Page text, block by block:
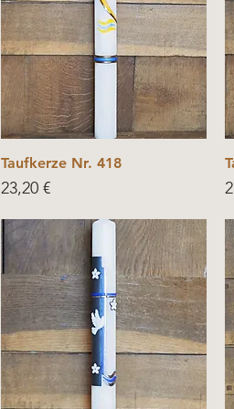
Taufkerze Nr. 418
Price
23,20 €